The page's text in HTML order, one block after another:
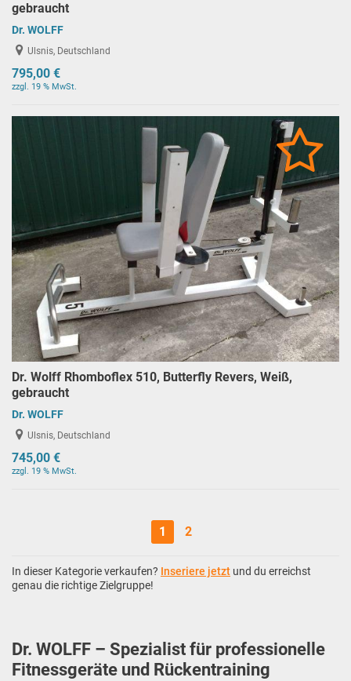
gebraucht
Dr. WOLFF
Ulsnis, Deutschland
795,00 €
zzgl. 19 % MwSt.
Dr. Wolff Rhomboflex 510, Butterfly Revers, Weiß,
gebraucht
Dr. WOLFF
Ulsnis, Deutschland
745,00 €
zzgl. 19 % MwSt.
1 2
In dieser Kategorie verkaufen? Inseriere jetzt und du erreichst
genau die richtige Zielgruppe!
Dr. WOLFF – Spezialist für professionelle
Fitnessgeräte und Rückentraining